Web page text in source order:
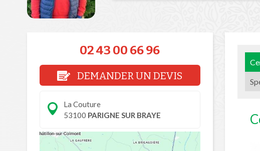
02 43 00 66 96
DEMANDER UN DEVIS
La Couture
53100 PARIGNE SUR BRAYE